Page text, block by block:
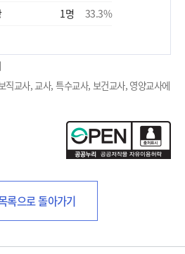
1명 33.3%
직교사, 교사, 특수교사, 보건교사, 영양교사에
록으로 돌아가기